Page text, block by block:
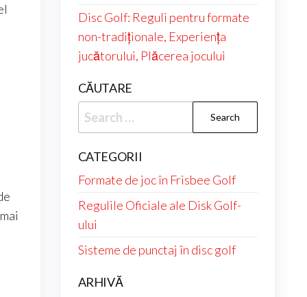
Disc Golf: Reguli pentru formate
non-tradiționale, Experiența
jucătorului, Plăcerea jocului
CĂUTARE
Search
for:
CATEGORII
Formate de joc în Frisbee Golf
Regulile Oficiale ale Disk Golf-
ului
Sisteme de punctaj în disc golf
ARHIVĂ